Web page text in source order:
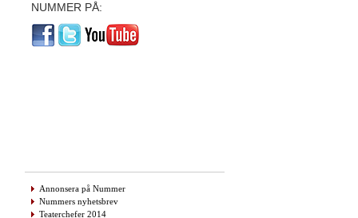
NUMMER PÅ:
Annonsera på Nummer
Nummers nyhetsbrev
Teaterchefer 2014